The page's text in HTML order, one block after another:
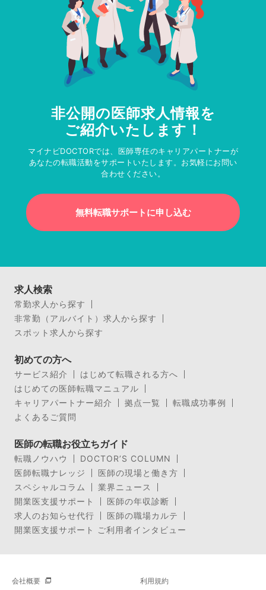
非公開の医師求人情報を
ご紹介いたします！
マイナビDOCTORでは、医師専任のキャリアパートナーが
あなたの転職活動をサポートいたします。お気軽にお問い
合わせください。
無料転職サポートに申し込む
求人検索
常勤求人から探す
非常勤（アルバイト）求人から探す
スポット求人から探す
初めての方へ
サービス紹介
はじめて転職される方へ
はじめての医師転職マニュアル
キャリアパートナー紹介
拠点一覧
転職成功事例
よくあるご質問
医師の転職お役立ちガイド
転職ノウハウ
DOCTOR’S COLUMN
医師転職ナレッジ
医師の現場と働き方
スペシャルコラム
業界ニュース
開業医支援サポート
医師の年収診断
求人のお知らせ代行
医師の職場カルテ
開業医支援サポート ご利用者インタビュー
会社概要 利用規約